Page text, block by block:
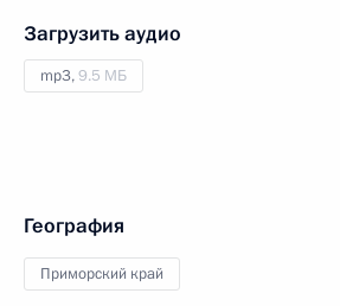
Загрузить аудио
mp3,9.5 МБ
География
Приморский край